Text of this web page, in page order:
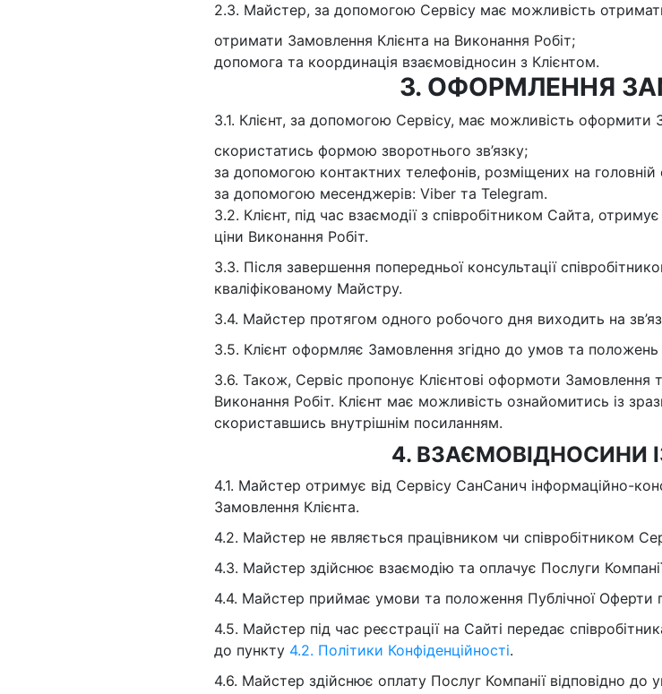
2.3. Майстер, за допомогою Сервісу має можливість
отримати Замовлення Клієнта на Виконання Робіт;
допомога та координація взаємовідносин з Клієнтом.
3. ОФОРМЛЕННЯ
3.1. Клієнт, за допомогою Сервісу, має можливість оформити
скористатись формою зворотнього зв’язку;
за допомогою контактних телефонів, розміщених на головній
за допомогою месенджерів: Viber та Telegram.
3.2. Клієнт, під час взаємодії з співробітником Сайта,
ціни Виконання Робіт.
3.3. Після завершення попередньої консультації
кваліфікованому Майстру.
3.4. Майстер протягом одного робочого дня виходить на
3.5. Клієнт оформляє Замовлення згідно до умов та положень
3.6. Також, Сервіс пропонує Клієнтові оформоти
Виконання Робіт. Клієнт має можливість ознайомитись із
скориставшись внутрішнім посиланням.
4. ВЗАЄМОВІДНОСИНИ
4.1. Майстер отримує від Сервісу СанСанич інформаційно-
Замовлення Клієнта.
4.2. Майстер не являється працівником чи співробітником
4.3. Майстер здійснює взаємодію та оплачує Послуги
4.4. Майстер приймає умови та положення Публічної Оферти
4.5. Майстер під час реєстрації на Сайті передає
до пункту 4.2. Політики Конфіденційності.
4.6. Майстер здійснює оплату Послуг Компанії відповідно до